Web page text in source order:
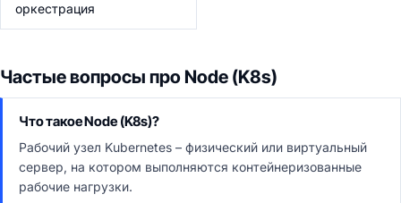
оркестрация
Частые вопросы про Node (K8s)
Что такое Node (K8s)?
Рабочий узел Kubernetes – физический или виртуальный
сервер, на котором выполняются контейнеризованные
рабочие нагрузки.